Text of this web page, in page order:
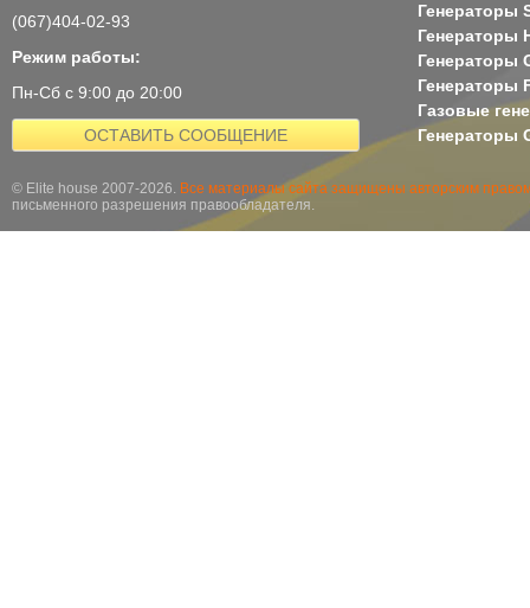
(067)404-02-93
Режим работы:
Пн-Сб с 9:00 до 20:00
ОСТАВИТЬ СООБЩЕНИЕ
Генераторы
Генераторы
Генераторы
Генераторы
Газовые
Генераторы
© Elite house 2007-2026. Все материалы сайта защищены авторским
письменного разрешения правообладателя.